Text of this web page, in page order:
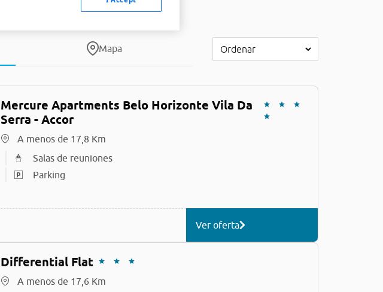
Mapa
Mercure Apartments Belo Horizonte Vila Da
Serra - Accor
A menos de 17,8 Km
Salas de reuniones
Parking
Ver oferta
Differential Flat
A menos de 17,6 Km